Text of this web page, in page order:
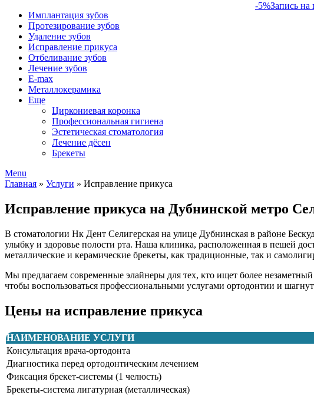
-5%Запись на
Имплантация зубов
Протезирование зубов
Удаление зубов
Исправление прикуса
Отбеливание зубов
Лечение зубов
E-max
Металлокерамика
Еще
Циркониевая коронка
Профессиональная гигиена
Эстетическая стоматология
Лечение дёсен
Брекеты
Menu
Главная » Услуги » Исправление прикуса
Исправление прикуса на Дубнинской метро
В стоматологии Нк Дент Селигерская на улице Дубнинская в районе
улыбку и здоровье полости рта. Наша клиника, расположенная в пешей
металлические и керамические брекеты, как традиционные, так и
Мы предлагаем современные элайнеры для тех, кто ищет более
чтобы воспользоваться профессиональными услугами ортодонтии и
Цены на исправление прикуса
НАИМЕНОВАНИЕ УСЛУГИ
Консультация врача-ортодонта
Диагностика перед ортодонтическим лечением
Фиксация брекет-системы (1 челюсть)
Брекеты-система лигатурная (металлическая)